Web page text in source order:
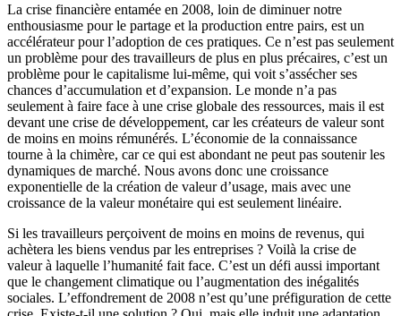
La crise financière entamée en 2008, loin de diminuer notre
enthousiasme pour le partage et la production entre pairs, est un
accélérateur pour l’adoption de ces pratiques. Ce n’est pas seulement
un problème pour des travailleurs de plus en plus précaires, c’est un
problème pour le capitalisme lui-même, qui voit s’assécher ses
chances d’accumulation et d’expansion. Le monde n’a pas
seulement à faire face à une crise globale des ressources, mais il est
devant une crise de développement, car les créateurs de valeur sont
de moins en moins rémunérés. L’économie de la connaissance
tourne à la chimère, car ce qui est abondant ne peut pas soutenir les
dynamiques de marché. Nous avons donc une croissance
exponentielle de la création de valeur d’usage, mais avec une
croissance de la valeur monétaire qui est seulement linéaire.
Si les travailleurs perçoivent de moins en moins de revenus, qui
achètera les biens vendus par les entreprises ? Voilà la crise de
valeur à laquelle l’humanité fait face. C’est un défi aussi important
que le changement climatique ou l’augmentation des inégalités
sociales. L’effondrement de 2008 n’est qu’une préfiguration de cette